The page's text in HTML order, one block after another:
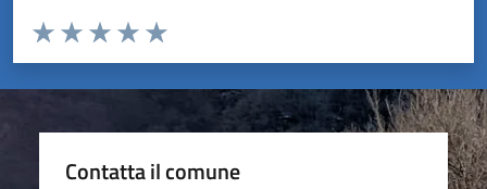
Valuta da 1 a 5 stelle la pagina
Valuta 5 stelle su 5
Valuta 4 stelle su 5
Valuta 3 stelle su 5
Valuta 2 stelle su 5
Valuta 1 stelle su 5
Contatta il comune